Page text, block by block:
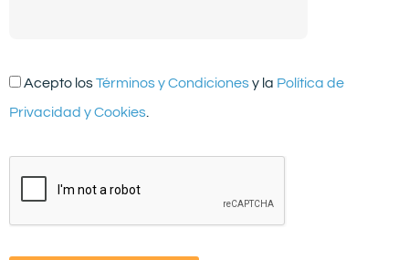
Acepto losTérminos y Condicionesy la Política de
Privacidad y Cookies